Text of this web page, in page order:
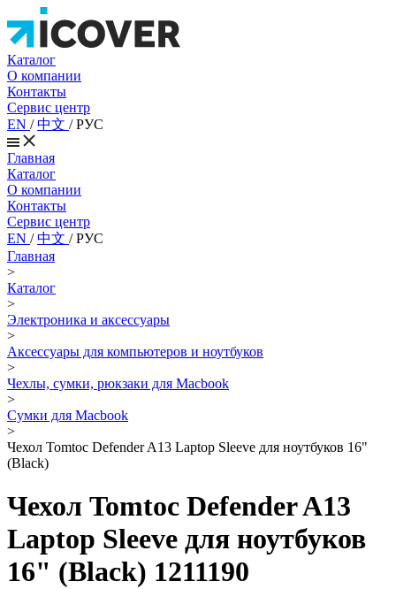
Каталог
О компании
Контакты
Сервис центр
EN /中文 /РУС
Главная
Каталог
О компании
Контакты
Сервис центр
EN /中文 /РУС
Главная
>
Каталог
>
Электроника и аксессуары
>
Аксессуары для компьютеров и ноутбуков
>
Чехлы, сумки, рюкзаки для Macbook
>
Сумки для Macbook
>
Чехол Tomtoc Defender A13 Laptop Sleeve для ноутбуков 16"
(Black)
Чехол Tomtoc Defender A13
Laptop Sleeve для ноутбуков
16" (Black) 1211190